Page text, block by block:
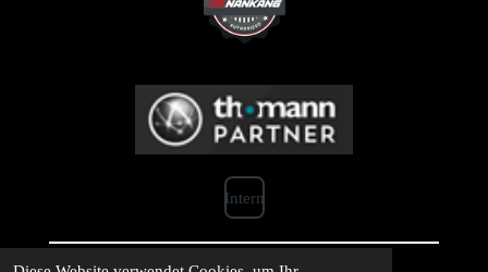
Intern
© 2026 DL-MOTO